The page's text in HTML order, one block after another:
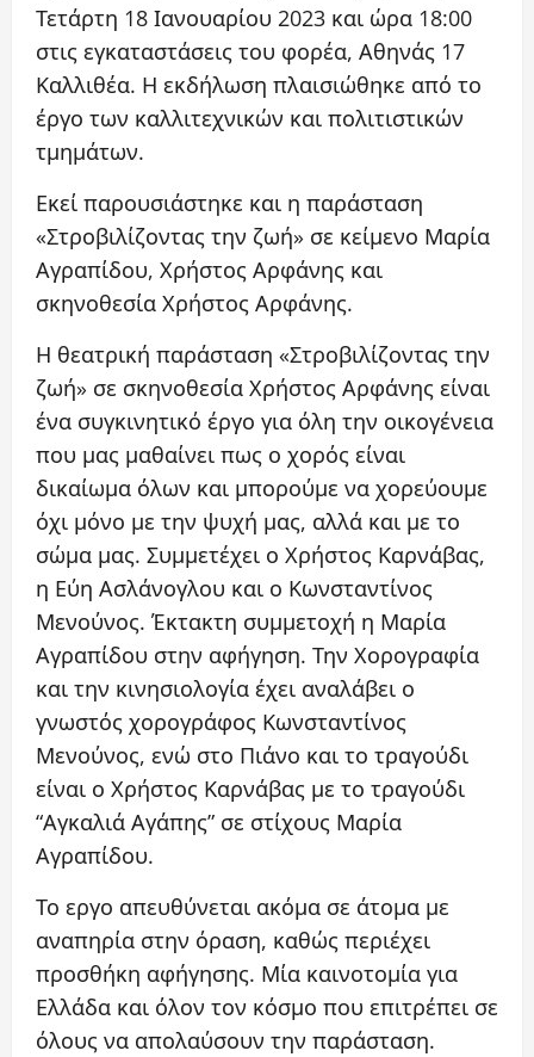
Τετάρτη 18 Ιανουαρίου 2023 και ώρα 18:00
στις εγκαταστάσεις του φορέα, Αθηνάς 17
Καλλιθέα. Η εκδήλωση πλαισιώθηκε από το
έργο των καλλιτεχνικών και πολιτιστικών
τμημάτων.
Εκεί παρουσιάστηκε και η παράσταση
«Στροβιλίζοντας την ζωή» σε κείμενο Μαρία
Αγραπίδου, Χρήστος Αρφάνης και
σκηνοθεσία Χρήστος Αρφάνης.
Η θεατρική παράσταση «Στροβιλίζοντας την
ζωή» σε σκηνοθεσία Χρήστος Αρφάνης είναι
ένα συγκινητικό έργο για όλη την οικογένεια
που μας μαθαίνει πως ο χορός είναι
δικαίωμα όλων και μπορούμε να χορεύουμε
όχι μόνο με την ψυχή μας, αλλά και με το
σώμα μας. Συμμετέχει ο Χρήστος Καρνάβας,
η Εύη Ασλάνογλου και ο Κωνσταντίνος
Μενούνος. Έκτακτη συμμετοχή η Μαρία
Αγραπίδου στην αφήγηση. Την Χορογραφία
και την κινησιολογία έχει αναλάβει ο
γνωστός χορογράφος Κωνσταντίνος
Μενούνος, ενώ στο Πιάνο και το τραγούδι
είναι ο Χρήστος Καρνάβας με το τραγούδι
“Αγκαλιά Αγάπης” σε στίχους Μαρία
Αγραπίδου.
Το εργο απευθύνεται ακόμα σε άτομα με
αναπηρία στην όραση, καθώς περιέχει
προσθήκη αφήγησης. Μία καινοτομία για
Ελλάδα και όλον τον κόσμο που επιτρέπει σε
όλους να απολαύσουν την παράσταση.